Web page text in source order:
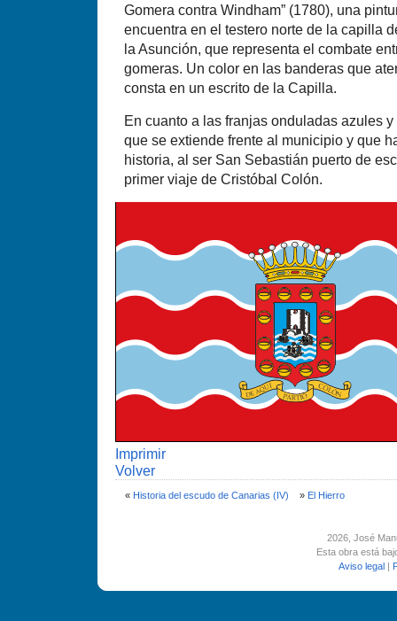
Gomera contra Windham” (1780), una
encuentra en el testero norte de la capilla
la Asunción, que representa el combate
gomeras. Un color en las banderas que
consta en un escrito de la Capilla.
En cuanto a las franjas onduladas azules
que se extiende frente al municipio y que
historia, al ser San Sebastián puerto de
primer viaje de Cristóbal Colón.
Imprimir
Volver
« Historia del escudo de Canarias (IV) » El Hierro
2026, José
Esta obra está
Aviso legal |